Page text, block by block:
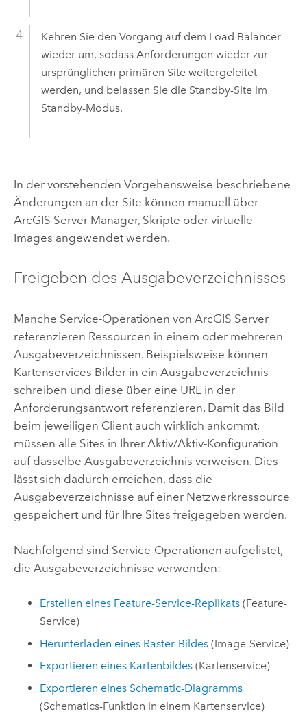
Kehren Sie den Vorgang auf dem Load Balancer
wieder um, sodass Anforderungen wieder zur
ursprünglichen primären Site weitergeleitet
werden, und belassen Sie die Standby-Site im
Standby-Modus.
In der vorstehenden Vorgehensweise beschriebene
Änderungen an der Site können manuell über
ArcGIS ServerManager, Skripte oder virtuelle
Images angewendet werden.
Freigeben des Ausgabeverzeichnisses
Manche Service-Operationen von ArcGIS Server
referenzieren Ressourcen in einem oder mehreren
Ausgabeverzeichnissen. Beispielsweise können
Kartenservices Bilder in ein Ausgabeverzeichnis
schreiben und diese über eine URL in der
Anforderungsantwort referenzieren. Damit das Bild
beim jeweiligen Client auch wirklich ankommt,
müssen alle Sites in Ihrer Aktiv/Aktiv-Konfiguration
auf dasselbe Ausgabeverzeichnis verweisen. Dies
lässt sich dadurch erreichen, dass die
Ausgabeverzeichnisse auf einer Netzwerkressource
gespeichert und für Ihre Sites freigegeben werden.
Nachfolgend sind Service-Operationen aufgelistet,
die Ausgabeverzeichnisse verwenden:
Erstellen eines Feature-Service-Replikats (Feature-
Service)
Herunterladen eines Raster-Bildes (Image-Service)
Exportieren eines Kartenbildes (Kartenservice)
Exportieren eines Schematic-Diagramms
(Schematics-Funktion in einem Kartenservice)